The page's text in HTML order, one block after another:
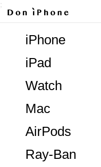
;
AirPods
Ray-Ban
Mac
Watch
iPad
iPhone